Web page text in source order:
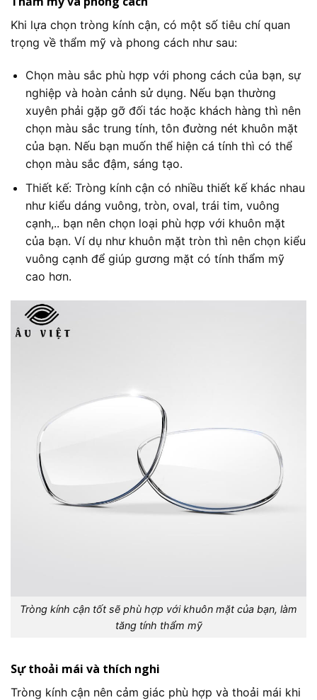
Khi lựa chọn tròng kính cận, có một số tiêu chí quan
trọng về thẩm mỹ và phong cách như sau:
Chọn màu sắc phù hợp với phong cách của bạn, sự
nghiệp và hoàn cảnh sử dụng. Nếu bạn thường
xuyên phải gặp gỡ đối tác hoặc khách hàng thì nên
chọn màu sắc trung tính, tôn đường nét khuôn mặt
của bạn. Nếu bạn muốn thể hiện cá tính thì có thể
chọn màu sắc đậm, sáng tạo.
Thiết kế: Tròng kính cận có nhiều thiết kế khác nhau
như kiểu dáng vuông, tròn, oval, trái tim, vuông
cạnh,.. bạn nên chọn loại phù hợp với khuôn mặt
của bạn. Ví dụ như khuôn mặt tròn thì nên chọn kiểu
vuông cạnh để giúp gương mặt có tính thẩm mỹ
cao hơn.
Tròng kính cận tốt sẽ phù hợp với khuôn mặt của bạn, làm
tăng tính thẩm mỹ
Sự thoải mái và thích nghi
Tròng kính cận nên cảm giác phù hợp và thoải mái khi